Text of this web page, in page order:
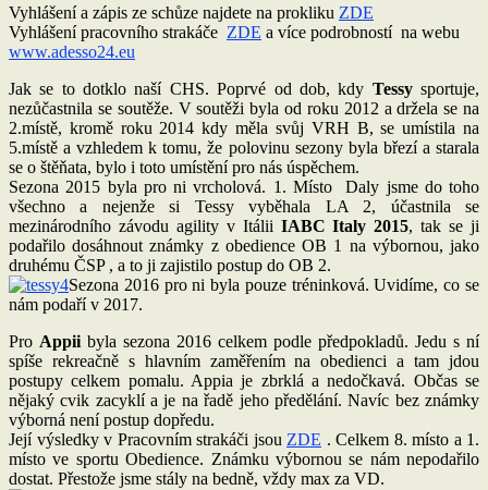
Vyhlášení a zápis ze schůze najdete na prokliku ZDE
Vyhlášení pracovního strakáče ZDE a více podrobností na webu
www.adesso24.eu
Jak se to dotklo naší CHS. Poprvé od dob, kdy Tessysportuje,
nezůčastnila se soutěže. V soutěži byla od roku 2012 a držela se na
2.místě, kromě roku 2014 kdy měla svůj VRH B, se umístila na
5.místě a vzhledem k tomu, že polovinu sezony byla březí a starala
se o štěňata, bylo i toto umístění pro nás úspěchem.
Sezona 2015 byla pro ni vrcholová. 1. Místo Daly jsme do toho
všechno a nejenže si Tessy vyběhala LA 2, účastnila se
mezinárodního závodu agility v ItáliiIABC Italy 2015, tak se ji
podařilo dosáhnout známky z obedience OB 1 na výbornou, jako
druhému ČSP , a to ji zajistilo postup do OB 2.
Sezona 2016 pro ni byla pouze tréninková. Uvidíme, co se
nám podaří v 2017.
Pro Appiibyla sezona 2016 celkem podle předpokladů. Jedu s ní
spíše rekreačně s hlavním zaměřením na obedienci a tam jdou
postupy celkem pomalu. Appia je zbrklá a nedočkavá. Občas se
nějaký cvik zacyklí a je na řadě jeho předělání. Navíc bez známky
výborná není postup dopředu.
Její výsledky v Pracovním strakáči jsou ZDE . Celkem 8. místo a 1.
místo ve sportu Obedience. Známku výbornou se nám nepodařilo
dostat. Přestože jsme stály na bedně, vždy max za VD.